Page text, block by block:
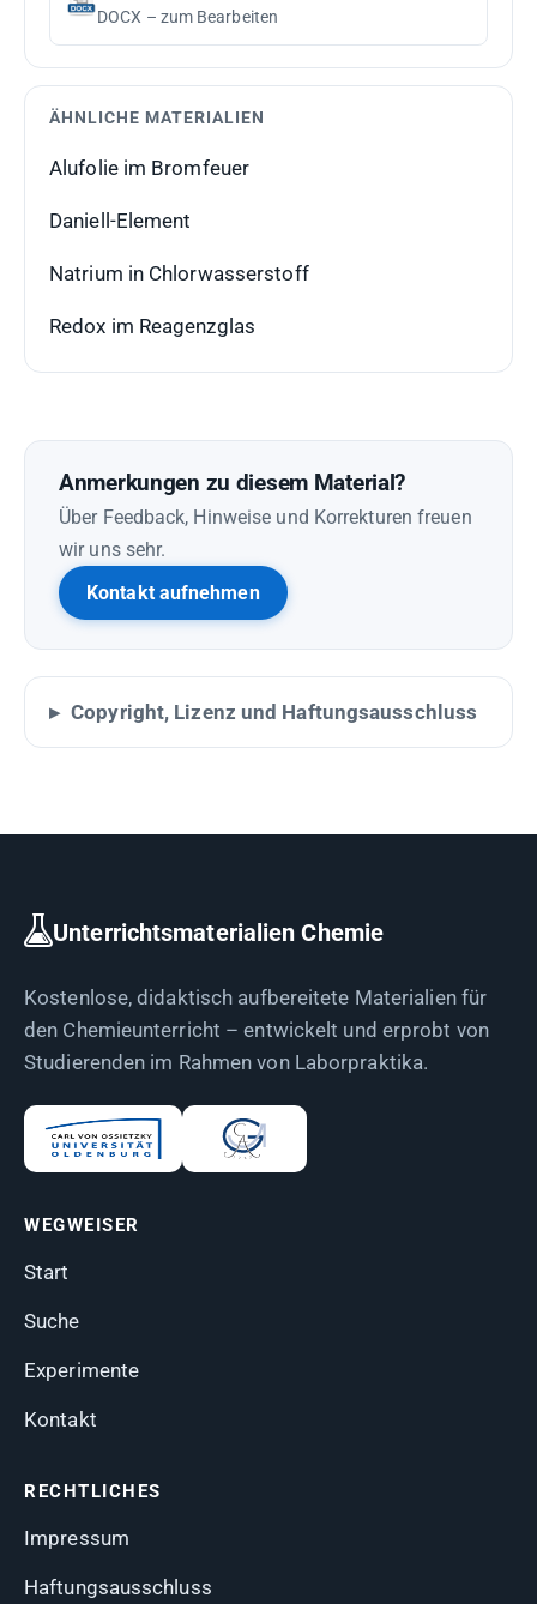
DOCX – zum Bearbeiten
ÄHNLICHE MATERIALIEN
Alufolie im Bromfeuer
Daniell-Element
Natrium in Chlorwasserstoff
Redox im Reagenzglas
Anmerkungen zu diesem Material?
Über Feedback, Hinweise und Korrekturen freuen
wir uns sehr.
Kontakt aufnehmen
Copyright, Lizenz und Haftungsausschluss
Unterrichtsmaterialien Chemie
Kostenlose, didaktisch aufbereitete Materialien für
den Chemieunterricht – entwickelt und erprobt von
Studierenden im Rahmen von Laborpraktika.
WEGWEISER
Start
Suche
Experimente
Kontakt
RECHTLICHES
Impressum
Haftungsausschluss